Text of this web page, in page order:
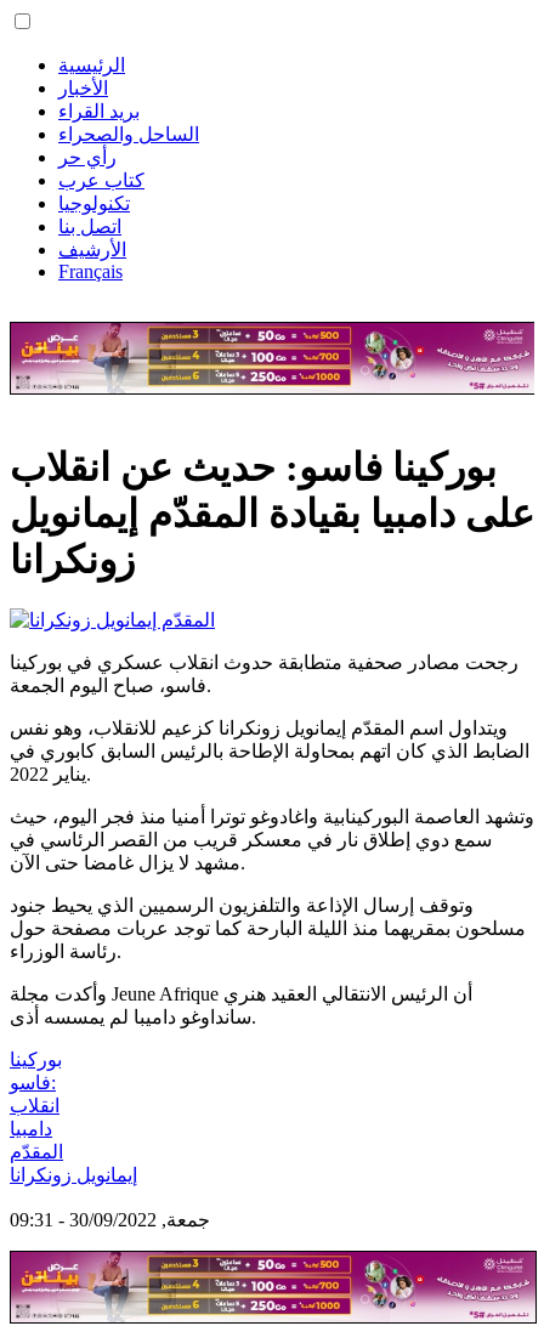
الرئيسية
الأخبار
بريد القراء
الساحل والصحراء
رأي حر
كتاب عرب
تكنولوجيا
اتصل بنا
الأرشيف
Français
بوركينا فاسو: حديث عن انقلاب
على دامبيا بقيادة المقدّم إيمانويل
زونكرانا
رجحت مصادر صحفية متطابقة حدوث انقلاب عسكري في بوركينا
فاسو، صباح اليوم الجمعة.
ويتداول اسم المقدّم إيمانويل زونكرانا كزعيم للانقلاب، وهو نفس
الضابط الذي كان اتهم بمحاولة الإطاحة بالرئيس السابق كابوري في
يناير 2022.
وتشهد العاصمة البوركينابية واغادوغو توترا أمنيا منذ فجر اليوم، حيث
سمع دوي إطلاق نار في معسكر قريب من القصر الرئاسي في
مشهد لا يزال غامضا حتى الآن.
وتوقف إرسال الإذاعة والتلفزيون الرسميين الذي يحيط جنود
مسلحون بمقريهما منذ الليلة البارحة كما توجد عربات مصفحة حول
رئاسة الوزراء.
وأكدت مجلة Jeune Afrique أن الرئيس الانتقالي العقيد هنري
سانداوغو داميبا لم يمسسه أذى.
بوركينا
فاسو:
انقلاب
دامبيا
المقدّم
إيمانويل زونكرانا
جمعة, 30/09/2022 - 09:31